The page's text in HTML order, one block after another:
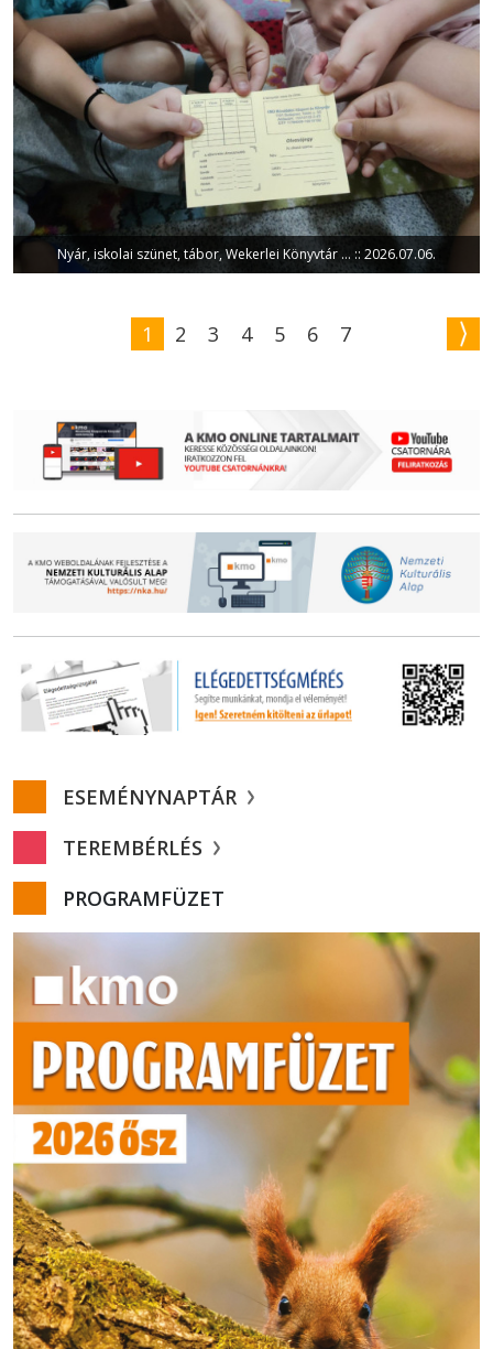
Nyár, iskolai szünet, tábor, Wekerlei Könyvtár … :: 2026.07.06.
1 2 3 4 5 6 7
ESEMÉNYNAPTÁR
TEREMBÉRLÉS
PROGRAMFÜZET